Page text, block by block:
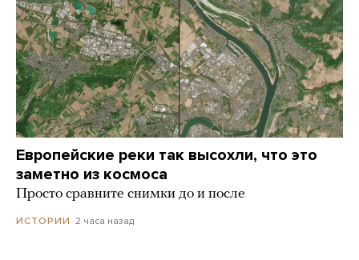
Европейские реки так высохли, что это
заметно из космоса
Просто сравните снимки до и после
ИСТОРИИ 2 часа назад